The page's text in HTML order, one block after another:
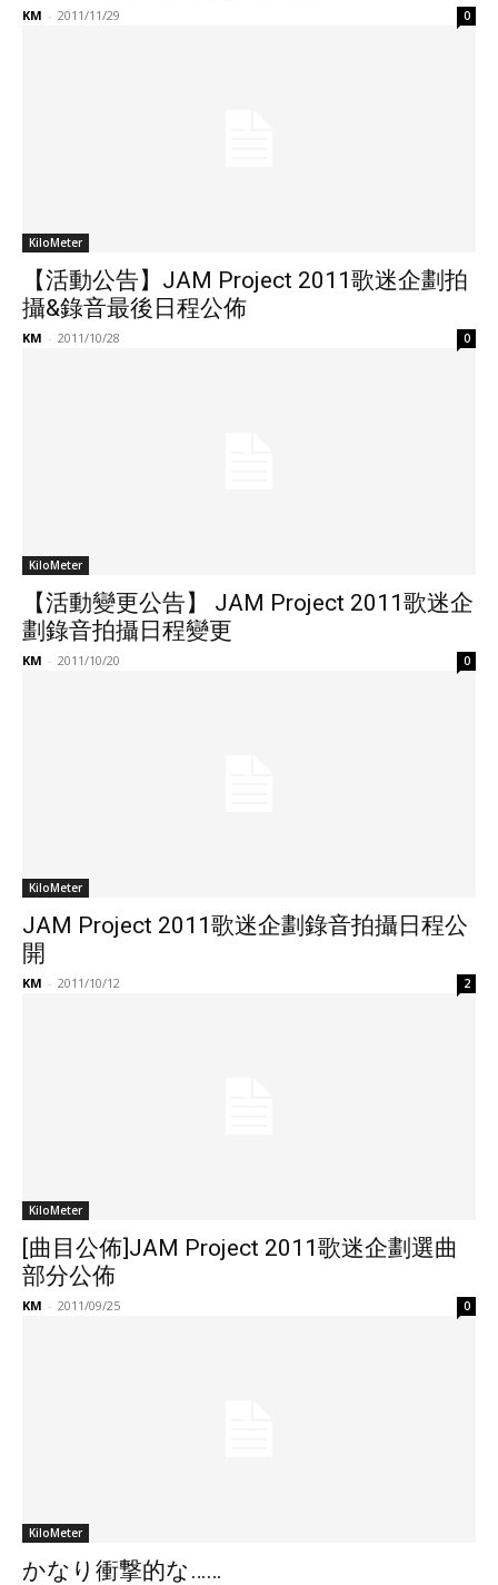
KM - 2011/11/29 0
KiloMeter
【活動公告】JAM Project 2011歌迷企劃拍
攝&錄音最後日程公佈
KM - 2011/10/28 0
KiloMeter
【活動變更公告】 JAM Project 2011歌迷企
劃錄音拍攝日程變更
KM - 2011/10/20 0
KiloMeter
JAM Project 2011歌迷企劃錄音拍攝日程公
開
KM - 2011/10/12 2
KiloMeter
[曲目公佈]JAM Project 2011歌迷企劃選曲
部分公佈
KM - 2011/09/25 0
KiloMeter
かなり衝撃的な……